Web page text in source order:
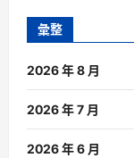
彙整
2026 年 8 月
2026 年 7 月
2026 年 6 月